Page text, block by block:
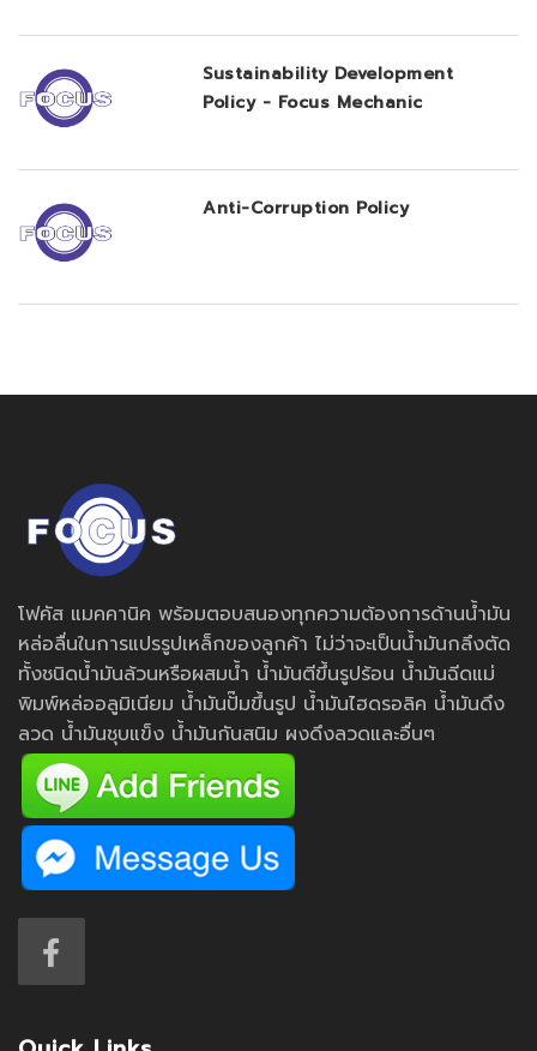
Sustainability Development
Policy - Focus Mechanic
Anti-Corruption Policy
โฟคัส แมคคานิค พร้อมตอบสนองทุกความต้องการด้านน้ำมัน
หล่อลื่นในการแปรรูปเหล็กของลูกค้า ไม่ว่าจะเป็นน้ำมันกลึงตัด
ทั้งชนิดน้ำมันล้วนหรือผสมน้ำ น้ำมันตีขึ้นรูปร้อน น้ำมันฉีดแม่
พิมพ์หล่ออลูมิเนียม น้ำมันปั๊มขึ้นรูป น้ำมันไฮดรอลิค น้ำมันดึง
ลวด น้ำมันชุบแข็ง น้ำมันกันสนิม ผงดึงลวดและอื่นๆ